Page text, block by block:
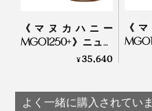
同じ場所の「マヌカハニー
喉や口内環境、胃腸を整
を使いたくない人にはう
ている（※）、食品界のスー
《マヌカハニー
MGO1250+》ニュー
ジーランド政府認
ハニー（保証書付）
¥35,640
《
ジ
カハ
よく一緒に購入されてい